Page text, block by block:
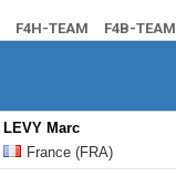
F4H-TEAM F4B-TEAM
LEVY Marc
France (FRA)